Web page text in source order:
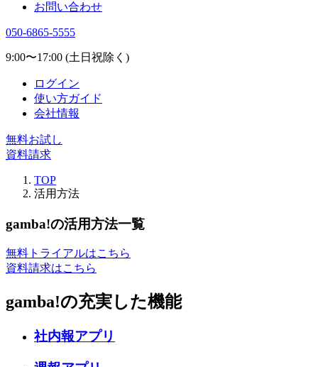
お問い合わせ
050-6865-5555
9:00〜17:00 (土日祝除く)
ログイン
使い方ガイド
会社情報
無料お試し
資料請求
TOP
活用方法
gamba!の活用方法一覧
無料トライアルはこちら
資料請求はこちら
gamba!の充実した機能
社内報アプリ